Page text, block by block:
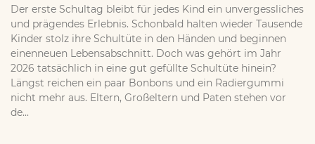
Der erste Schultag bleibt für jedes Kind ein unvergessliches
und prägendes Erlebnis. Schonbald halten wieder Tausende
Kinder stolz ihre Schultüte in den Händen und beginnen
einenneuen Lebensabschnitt. Doch was gehört im Jahr
2026 tatsächlich in eine gut gefüllte Schultüte hinein?
Längst reichen ein paar Bonbons und ein Radiergummi
nicht mehr aus. Eltern, Großeltern und Paten stehen vor
de...